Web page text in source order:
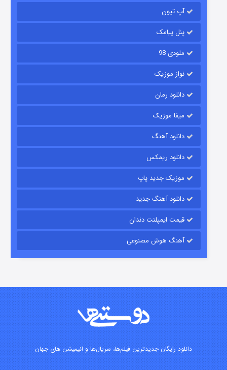
قسمت
شوگر فصل ۲
آپ تیون
پنل پیامک
ملودی 98
نواز موزیک
دانلود رمان
میفا موزیک
دانلود آهنگ
دانلود ریمکس
موزیک جدید پاپ
دانلود آهنگ جدید
قیمت ایمپلنت دندان
آهنگ هوش مصنوعی
دانلود رایگان جدیدترین فیلم‌ها، سریال‌ها و انیمیشن های جهان